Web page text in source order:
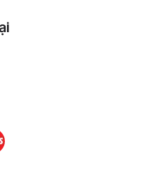
TikTok